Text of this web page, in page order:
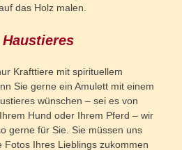
das Holz malen.
Krafttiere mit spirituellem
Sie gerne ein Amulett mit einem
wünschen – sei es von
Hund oder Ihrem Pferd – wir
gerne für Sie. Sie müssen uns
Fotos Ihres Lieblings zukommen